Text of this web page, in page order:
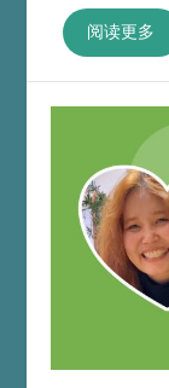
阅读更多